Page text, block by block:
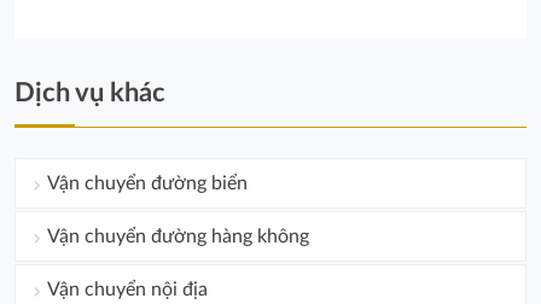
Dịch vụ khác
Vận chuyển đường biển
Vận chuyển đường hàng không
Vận chuyển nội địa